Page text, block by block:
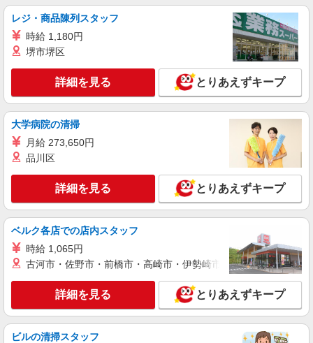
レジ・商品陳列スタッフ
時給 1,180円
堺市堺区
詳細を見る とりあえずキープ
大学病院の清掃
月給 273,650円
品川区
詳細を見る とりあえずキープ
ベルク各店での店内スタッフ
時給 1,065円
古河市・佐野市・前橋市・高崎市・伊勢崎市・太田市・館林市
詳細を見る とりあえずキープ
ビルの清掃スタッフ